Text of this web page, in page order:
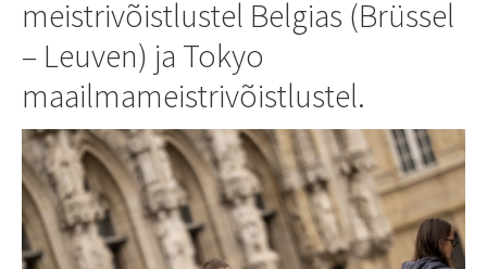
meistrivõistlustel Belgias (Brüssel
– Leuven) ja Tokyo
maailmameistrivõistlustel.